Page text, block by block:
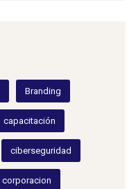
Branding
capacitación
ciberseguridad
corporacion